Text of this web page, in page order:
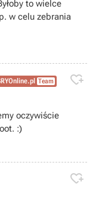
to wielce
w celu zebrania
Team 
oczywiście
:)
